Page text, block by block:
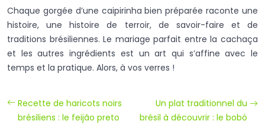
Chaque gorgée d’une caipirinha bien préparée raconte une
histoire, une histoire de terroir, de savoir-faire et de
traditions brésiliennes. Le mariage parfait entre la cachaça
et les autres ingrédients est un art qui s’affine avec le
temps et la pratique. Alors, à vos verres !
Recette de haricots noirs
brésiliens : le feijão preto
Un plat traditionnel du
brésil à découvrir : le bobó